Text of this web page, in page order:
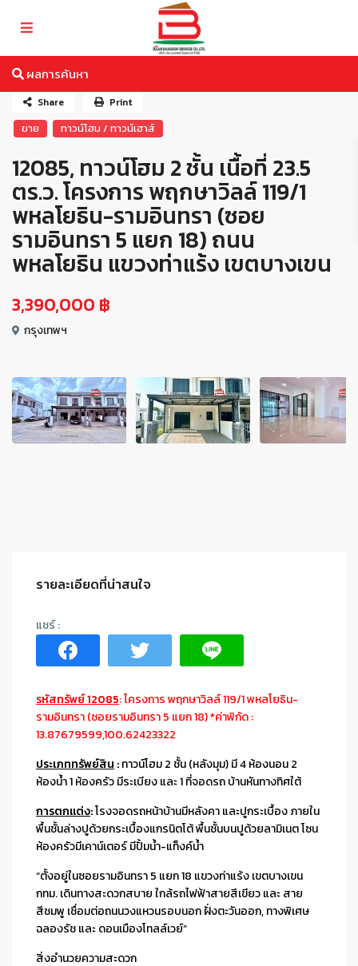
ผลการค้นหา
ขาย ทาวน์โฮม / ทาวน์เฮาส์
12085, ทาวน์โฮม 2 ชั้น เนื้อที่ 23.5
ตร.ว. โครงการ พฤกษาวิลล์ 119/1
พหลโยธิน-รามอินทรา (ซอย
รามอินทรา 5 แยก 18) ถนน
พหลโยธิน แขวงท่าแร้ง เขตบางเขน
3,390,000 ฿
กรุงเทพฯ
Share Print
รายละเอียดที่น่าสนใจ
รหัสทรัพย์ 12085: โครงการ พฤกษาวิลล์ 119/1 พหลโยธิน-
รามอินทรา (ซอยรามอินทรา 5 แยก 18) *ค่าพิกัด :
13.87679599,100.62423322
ประเภททรัพย์สิน :ทาวน์โฮม 2 ชั้น (หลังมุม) มี 4 ห้องนอน 2
ห้องน้ำ 1 ห้องครัว มีระเบียง และ 1 ที่จอดรถ บ้านหันทางทิศใต้
การตกแต่ง:โรงจอดรถหน้าบ้านมีหลังคา และปูกระเบื้อง ภายใน
พื้นชั้นล่างปูด้วยกระเบื้องแกรนิตโต้ พื้นชั้นบนปูด้วยลามิเนต โซน
ห้องครัวมีเคาน์เตอร์ มีปั้มน้ำ-แท็งค์น้ำ
“ตั้งอยู่ในซอยรามอินทรา 5 แยก 18 แขวงท่าแร้ง เขตบางเขน
กทม. เดินทางสะดวกสบาย ใกล้รถไฟฟ้าสายสีเขียว และ สาย
สีชมพู เชื่อมต่อถนนวงแหวนรอบนอก ฝั่งตะวันออก, ทางพิเศษ
ฉลองรัช และ ดอนเมืองโทลล์เวย์”
สิ่งอำนวยความสะดวก